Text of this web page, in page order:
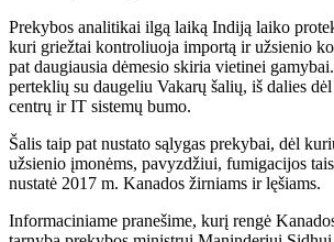
Prekybos analitikai ilgą laiką Indiją laiko
kuri griežtai kontroliuoja importą ir užsienio
pat daugiausia dėmesio skiria vietinei
perteklių su daugeliu Vakarų šalių, iš dalies
centrų ir IT sistemų bumo.
Šalis taip pat nustato sąlygas prekybai, dėl
užsienio įmonėms, pavyzdžiui, fumigacijos
nustatė 2017 m. Kanados žirniams ir lęšiams.
Informaciniame pranešime, kurį rengė